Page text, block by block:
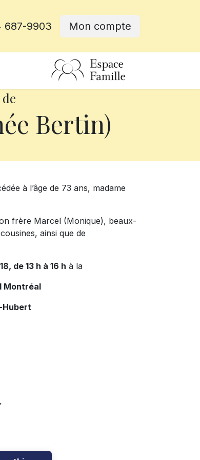
687-9903 Mon compte
Bertin)
à l’âge de 73 ans, madame
frère Marcel (Monique), beaux-
ainsi que de
de 13 h à 16 h à la
Montréal
Hubert